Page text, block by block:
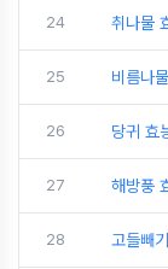
24 취나물
25 비름나
26 당귀 효
27 해방풍
28 고들빼